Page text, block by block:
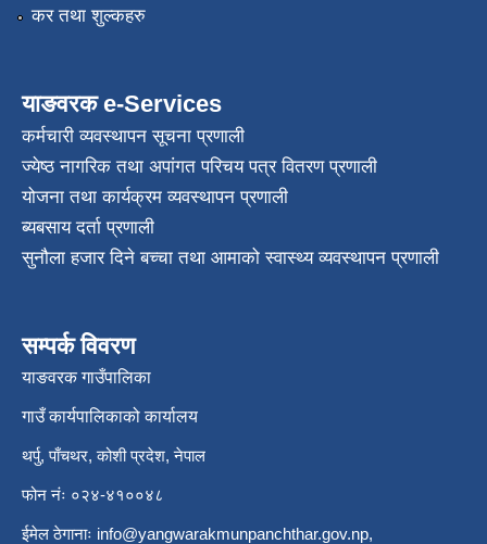
कर तथा शुल्कहरु
याङवरक e-Services
कर्मचारी व्यवस्थापन सूचना प्रणाली
ज्येष्ठ नागरिक तथा अपांगत परिचय पत्र वितरण प्रणाली
योजना तथा कार्यक्रम व्यवस्थापन प्रणाली
ब्यबसाय दर्ता प्रणाली
सुनौला हजार दिने बच्चा तथा आमाको स्वास्थ्य व्यवस्थापन प्रणाली
सम्पर्क विवरण
याङवरक गाउँपालिका
गाउँ कार्यपालिकाको कार्यालय
थर्पु, पाँचथर, कोशी प्रदेश, नेपाल
फोन नंः ०२४-४१००४८
ईमेल ठेगानाः info@yangwarakmunpanchthar.gov.np,